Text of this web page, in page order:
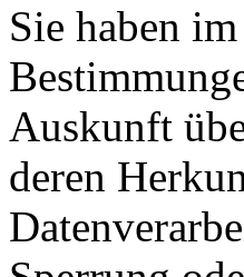
Sie haben
Auskunft
deren